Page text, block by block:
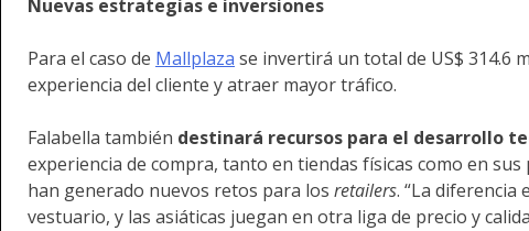
Nuevas estrategias e inversiones
Para el caso de Mallplaza se invertirá un total de US$ 314.6
experiencia del cliente y atraer mayor tráfico.
Falabella también destinará recursos para el desarrollo
experiencia de compra, tanto en tiendas físicas como en
han generado nuevos retos para los retailers. “La diferencia
vestuario, y las asiáticas juegan en otra liga de precio y